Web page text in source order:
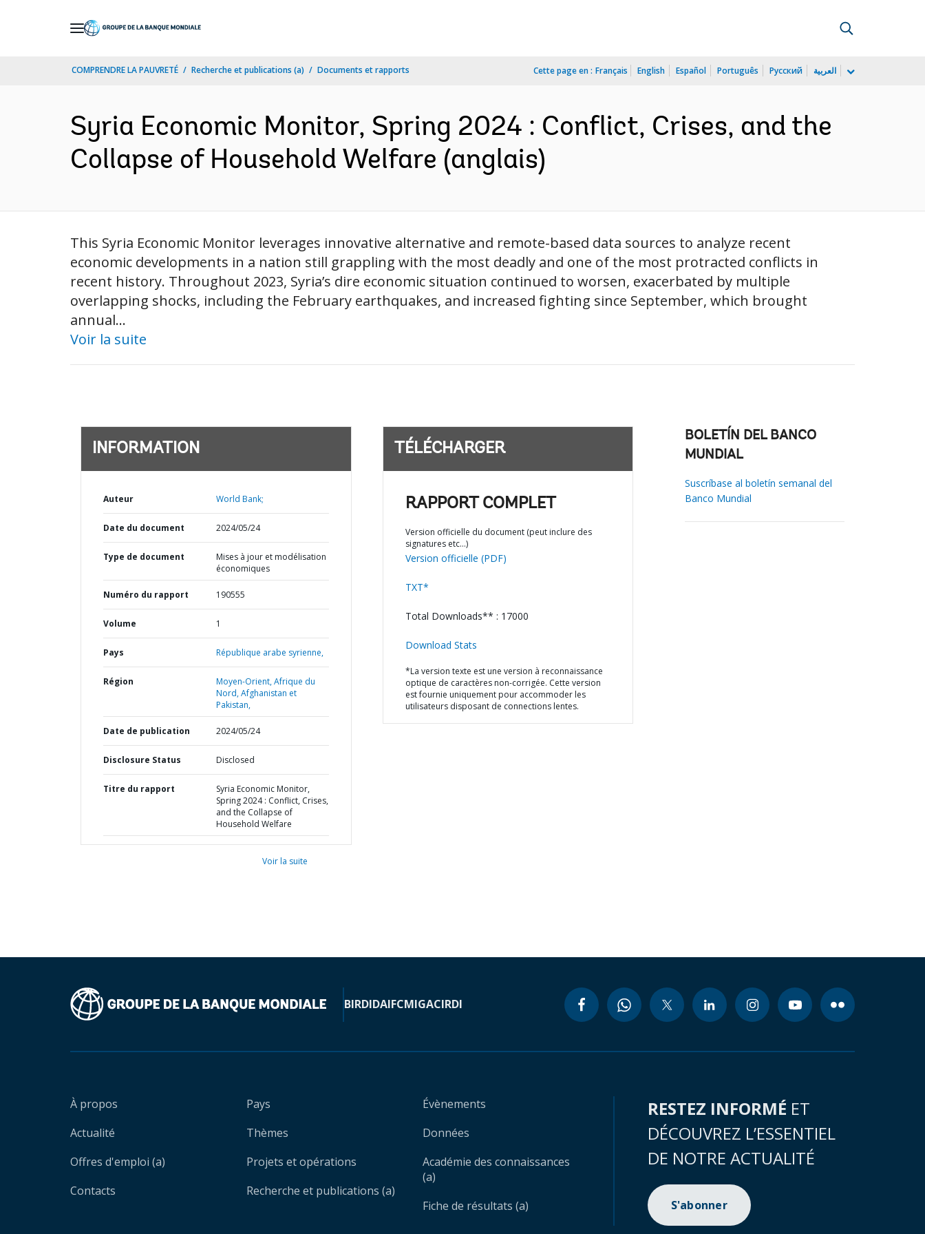
COMPRENDRE LA PAUVRETÉ Recherche et publications (a) Documents et rapports Cette page en : Français English Español Português Русский العربية
Syria Economic Monitor, Spring 2024 : Conflict, Crises, and the
Collapse of Household Welfare (anglais)
This Syria Economic Monitor leverages innovative alternative and remote-based data sources to analyze recent
economic developments in a nation still grappling with the most deadly and one of the most protracted conflicts in
recent history. Throughout 2023, Syria’s dire economic situation continued to worsen, exacerbated by multiple
overlapping shocks, including the February earthquakes, and increased fighting since September, which brought
annual...
Voir la suite
INFORMATION
Auteur World Bank;
Date du document 2024/05/24
Type de document
Mises à jour et modélisation
économiques
Numéro du rapport 190555
Volume 1
Pays République arabe syrienne,
Région
Moyen-Orient, Afrique du
Nord, Afghanistan et
Pakistan,
Date de publication 2024/05/24
Disclosure Status Disclosed
Titre du rapport
Syria Economic Monitor,
Spring 2024 : Conflict, Crises,
and the Collapse of
Household Welfare
Voir la suite
TÉLÉCHARGER
RAPPORT COMPLET
Version officielle du document (peut inclure des
signatures etc…)
Version officielle (PDF)
TXT*
Total Downloads** : 17000
Download Stats
*La version texte est une version à reconnaissance
optique de caractères non-corrigée. Cette version
est fournie uniquement pour accommoder les
utilisateurs disposant de connections lentes.
BOLETÍN DEL BANCO
MUNDIAL
Suscríbase al boletín semanal del
Banco Mundial
BIRDIDAIFCMIGACIRDI
À propos
Actualité
Offres d'emploi (a)
Contacts
Pays
Thèmes
Projets et opérations
Recherche et publications (a)
Évènements
Données
Académie des connaissances
(a)
Fiche de résultats (a)
RESTEZ INFORMÉ ET
DÉCOUVREZ L’ESSENTIEL
DE NOTRE ACTUALITÉ
S'abonner